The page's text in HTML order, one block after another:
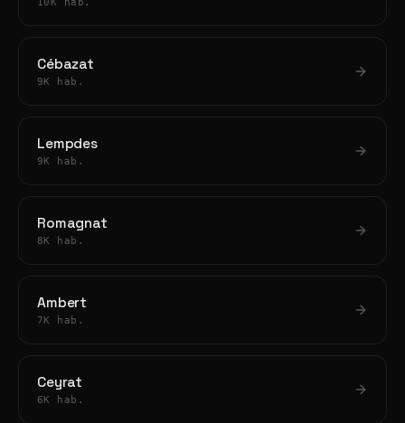
Cébazat
9K hab.
Lempdes
9K hab.
Romagnat
8K hab.
Ambert
7K hab.
Ceyrat
6K hab.